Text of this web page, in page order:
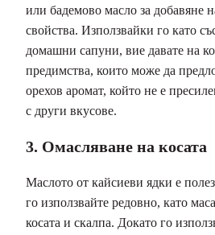
или бадемово масло за добавяне
свойства. Използвайки го като
домашни сапуни, вие давате на
предимства, които може да
орехов аромат, който не е
с други вкусове.
3. Омасляване на косата
Маслото от кайсиеви ядки е
го използвайте редовно, като
косата и скалпа. Докато го